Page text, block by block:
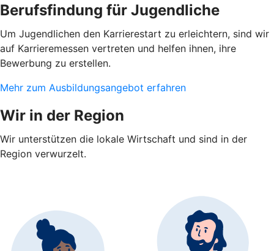
Berufsfindung für Jugendliche
Um Jugendlichen den Karrierestart zu erleichtern, sind wir
auf Karrieremessen vertreten und helfen ihnen, ihre
Bewerbung zu erstellen.
Mehr zum Ausbildungsangebot erfahren
Wir in der Region
Wir unterstützen die lokale Wirtschaft und sind in der
Region verwurzelt.